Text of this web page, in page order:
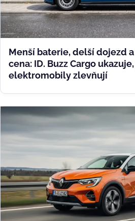
Menší baterie, delší dojezd
cena: ID. Buzz Cargo
elektromobily zlevňují